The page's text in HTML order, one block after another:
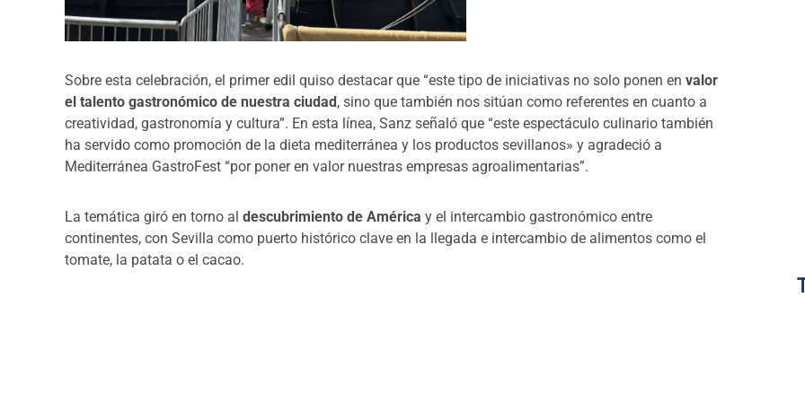
Sobre esta celebración, el primer edil quiso destacar que “este tipo de iniciativas no solo ponen en valor
el talento gastronómico de nuestra ciudad, sino que también nos sitúan como referentes en cuanto a
creatividad, gastronomía y cultura”. En esta línea, Sanz señaló que “este espectáculo culinario también
ha servido como promoción de la dieta mediterránea y los productos sevillanos» y agradeció a
Mediterránea GastroFest “por poner en valor nuestras empresas agroalimentarias”.
La temática giró en torno al descubrimiento de América y el intercambio gastronómico entre
continentes, con Sevilla como puerto histórico clave en la llegada e intercambio de alimentos como el
tomate, la patata o el cacao.